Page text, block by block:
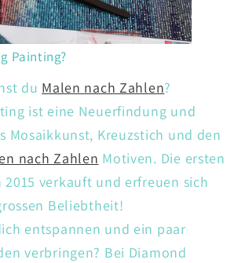
Painting?
du Malen nach Zahlen?
ist eine Neuerfindung und
Mosaikkunst, Kreuzstich und den
nach Zahlen Motiven. Die ersten
verkauft und erfreuen sich
Beliebtheit!
entspannen und ein paar
verbringen? Bei Diamond